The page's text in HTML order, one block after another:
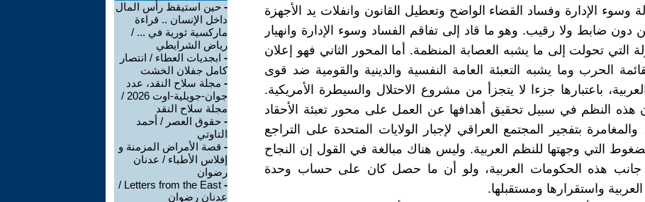
وسوء الإدارة وفساد القضاء الواضح وتعطيل القانون وانفلات يد الأجهزة
من دون ضابط ولا رقيب. وهو ما قاد إلى تفاقم الفساد وسوء الإدارة وانهيار
التي تحولت إلى ما يشبه العصابة المنظمة. أما المحور الثاني فهو إعلان
الحرب وما يشبه التعبئة العامة النفسية والدينية والقومية ضد قوى
باعتبارها جزءا لا يتجزأ من مشروع الاحتلال والسيطرة الأمريكية.
هذه النظم في سبيل تحقيق أهدافها عن العمل على محور تعبئة الأحقاد
والمغامرة بتفجير المجتمع العراقي لإجبار الولايات المتحدة على التراجع
التي وجهتها للنظم العربية. وليس هناك مبالغة في القول إن النجاح
هذه الحكومات العربية، ولو أن ما حصل كان على حساب وحدة
واستقرارها ومستقبلها.
- حين استيقظ رأس المال
داخل الإنسان .. قراءة
ماركسية ثورية في ... /
رياض الشرايطي
- ابجديات العطاء / انتصار
كامل جفلان الخشت
- مجلة سلاح النقد، عدد
جوان-جويلية-اوت 2026 /
مجلة سلاح النقد
- حقوق العصر / أحمد
التاوتي
- قصة الأمراض المزمنة و
إفلاس الأطباء / عدنان
رضوان
-
Letters from the East /
عدنان رضوان